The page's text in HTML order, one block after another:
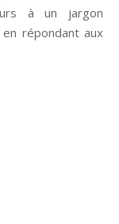
à un jargon
répondant aux